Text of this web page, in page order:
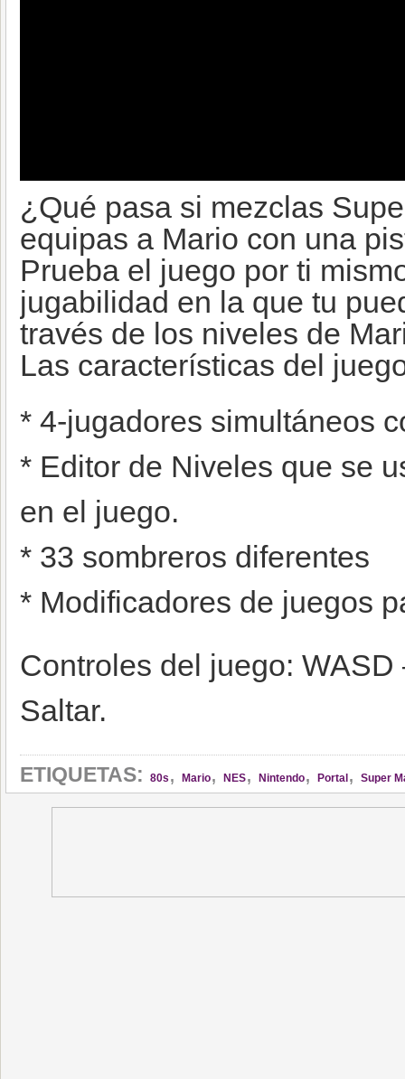
¿Qué pasa si mezclas
equipas a Mario con una
Prueba el juego por ti
jugabilidad en la que tu
través de los niveles de
Las características del
* 4-jugadores simultáneos
* Editor de Niveles que se
en el juego.
* 33 sombreros diferentes
* Modificadores de juegos
Controles del juego:
Saltar.
ETIQUETAS: 80s , Mario, NES, Nintendo, Portal , Super